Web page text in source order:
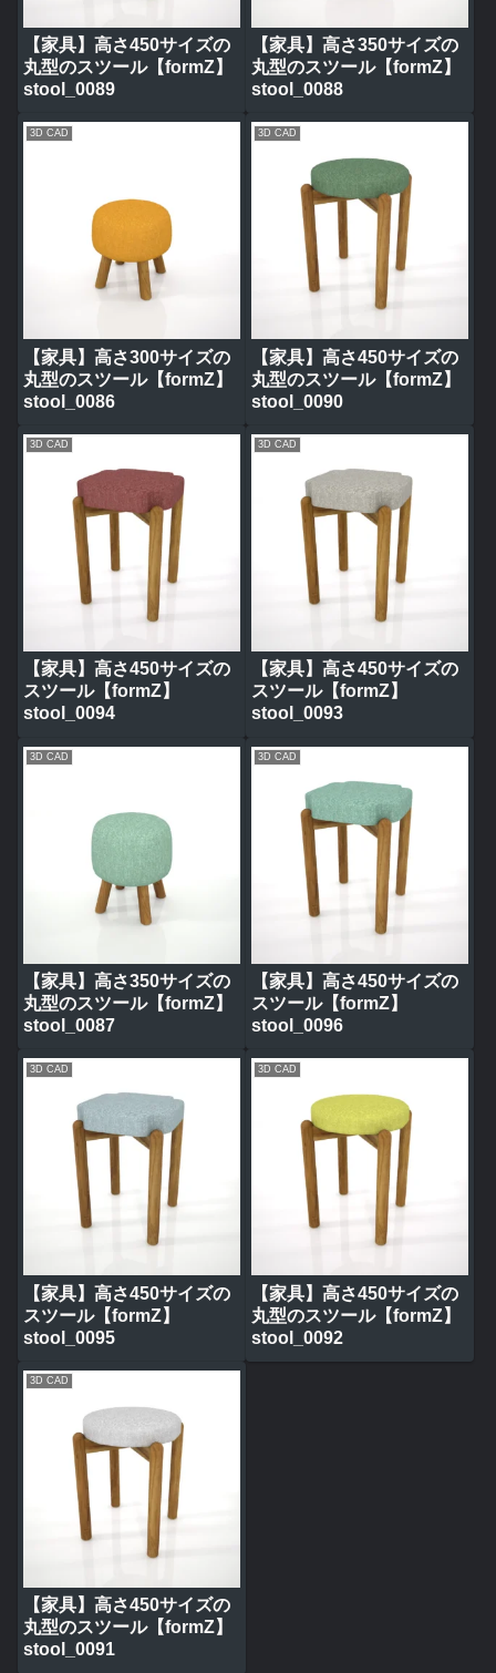
【家具】高さ450サイズの
丸型のスツール【formZ】
stool_0089
【家具】高さ350サイズの
丸型のスツール【formZ】
stool_0088
3D CAD
【家具】高さ300サイズの
丸型のスツール【formZ】
stool_0086
3D CAD
【家具】高さ450サイズの
丸型のスツール【formZ】
stool_0090
3D CAD
【家具】高さ450サイズの
スツール【formZ】
stool_0094
3D CAD
【家具】高さ450サイズの
スツール【formZ】
stool_0093
3D CAD
【家具】高さ350サイズの
丸型のスツール【formZ】
stool_0087
3D CAD
【家具】高さ450サイズの
スツール【formZ】
stool_0096
3D CAD
【家具】高さ450サイズの
スツール【formZ】
stool_0095
3D CAD
【家具】高さ450サイズの
丸型のスツール【formZ】
stool_0092
3D CAD
【家具】高さ450サイズの
丸型のスツール【formZ】
stool_0091